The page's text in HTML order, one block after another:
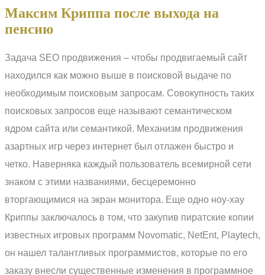
Максим Криппа после выхода на
пенсию
Задача SEO продвижения – чтобы продвигаемый сайт
находился как можно выше в поисковой выдаче по
необходимым поисковым запросам. Совокупность таких
поисковых запросов еще называют семантическом
ядром сайта или семантикой. Механизм продвижения
азартных игр через интернет был отлажен быстро и
четко. Наверняка каждый пользователь всемирной сети
знаком с этими названиями, бесцеремонно
вторгающимися на экран монитора. Еще одно ноу-хау
Криппы заключалось в том, что закупив пиратские копии
известных игровых программ Novomatic, NetEnt, Playtech,
он нашел талантливых программистов, которые по его
заказу внесли существенные изменения в программное